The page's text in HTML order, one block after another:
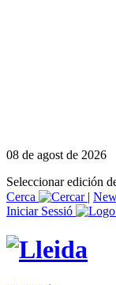
08 de agost de 2026
Seleccionar edición
Cerca
|
Iniciar Sessió